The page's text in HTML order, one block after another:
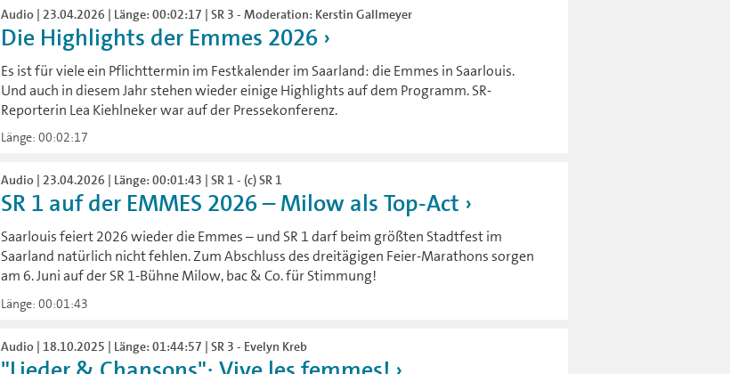
Audio | 23.04.2026 | Länge: 00:02:17 | SR 3 - Moderation: Kerstin Gallmeyer
Die Highlights der Emmes 2026
Es ist für viele ein Pflichttermin im Festkalender im Saarland: die Emmes in Saarlouis.
Und auch in diesem Jahr stehen wieder einige Highlights auf dem Programm. SR-
Reporterin Lea Kiehlneker war auf der Pressekonferenz.
Länge: 00:02:17
Audio | 23.04.2026 | Länge: 00:01:43 | SR 1 - (c) SR 1
SR 1 auf der EMMES 2026 – Milow als Top-Act
Saarlouis feiert 2026 wieder die Emmes – und SR 1 darf beim größten Stadtfest im
Saarland natürlich nicht fehlen. Zum Abschluss des dreitägigen Feier-Marathons sorgen
am 6. Juni auf der SR 1-Bühne Milow, bac & Co. für Stimmung!
Länge: 00:01:43
Audio | 18.10.2025 | Länge: 01:44:57 | SR 3 - Evelyn Kreb